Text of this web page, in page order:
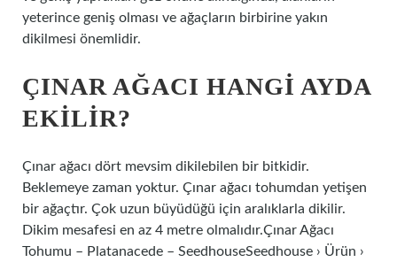
yeterince geniş olması ve ağaçların birbirine yakın
dikilmesi önemlidir.
ÇINAR AĞACI HANGI AYDA
EKILIR?
Çınar ağacı dört mevsim dikilebilen bir bitkidir.
Beklemeye zaman yoktur. Çınar ağacı tohumdan yetişen
bir ağaçtır. Çok uzun büyüdüğü için aralıklarla dikilir.
Dikim mesafesi en az 4 metre olmalıdır.Çınar Ağacı
Tohumu – Platanacede – SeedhouseSeedhouse › Ürün ›